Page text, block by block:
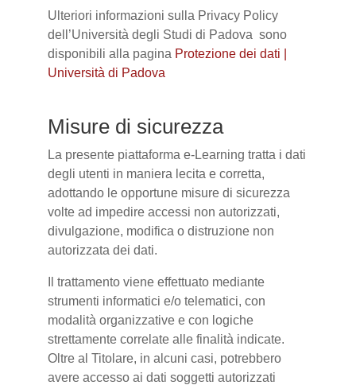
Ulteriori informazioni sulla Privacy Policy
dell’Università degli Studi di Padova sono
disponibili alla pagina Protezione dei dati |
Università di Padova
Misure di sicurezza
La presente piattaforma e-Learning tratta i dati
degli utenti in maniera lecita e corretta,
adottando le opportune misure di sicurezza
volte ad impedire accessi non autorizzati,
divulgazione, modifica o distruzione non
autorizzata dei dati.
Il trattamento viene effettuato mediante
strumenti informatici e/o telematici, con
modalità organizzative e con logiche
strettamente correlate alle finalità indicate.
Oltre al Titolare, in alcuni casi, potrebbero
avere accesso ai dati soggetti autorizzati